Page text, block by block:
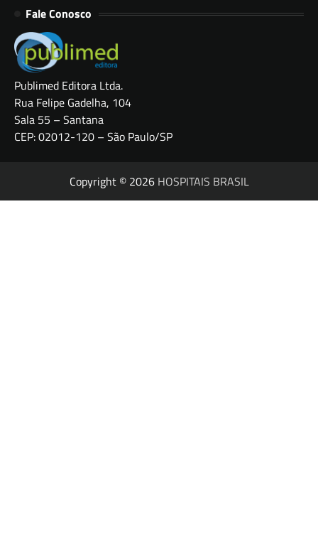
Fale Conosco
Publimed Editora Ltda.
Rua Felipe Gadelha, 104
Sala 55 – Santana
CEP: 02012-120 – São Paulo/SP
Copyright © 2026 HOSPITAIS BRASIL